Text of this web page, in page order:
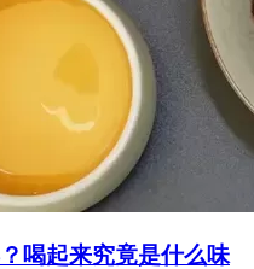
喝起来究竟是什么味